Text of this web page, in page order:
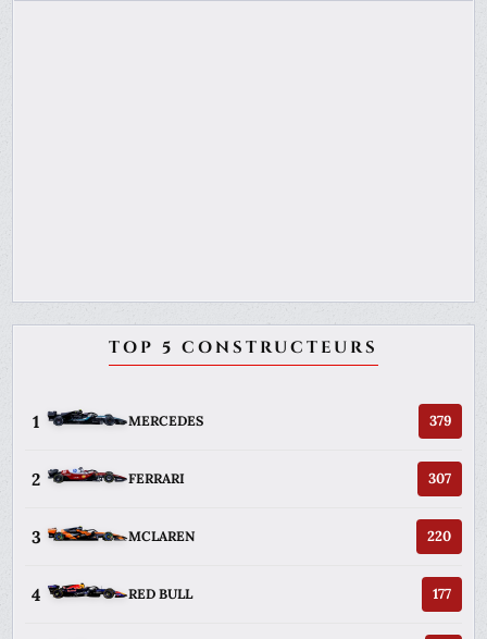
TOP 5 CONSTRUCTEURS
1 MERCEDES 379
2 FERRARI 307
3 MCLAREN 220
4 RED BULL 177